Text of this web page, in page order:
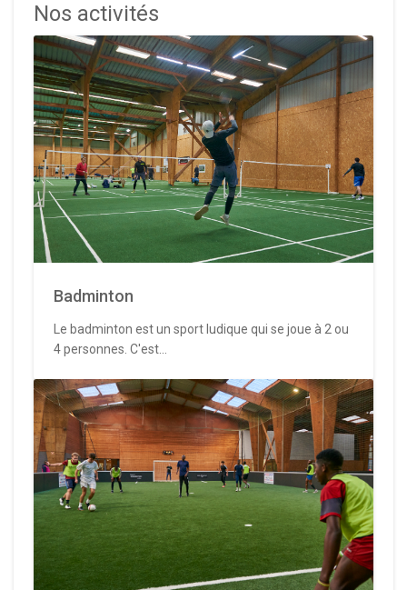
Nos activités
Badminton
Le badminton est un sport ludique qui se joue à 2 ou
4 personnes. C'est...